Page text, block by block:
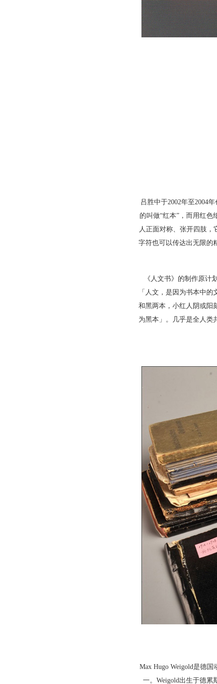
吕胜中于2002年至2004
的叫做“红本”，而用红
人正面对称、张开四肢，
字符也可以传达出无限的
《人文书》的制作原计
「人文，是因为书本中
和黑两本，小红人阴或阳
为黑本」。几乎是全人类
Max Hugo Weigold是德
一。Weigold出生于德累